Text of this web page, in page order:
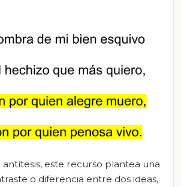
este recurso plantea una
o diferencia entre dos ideas,